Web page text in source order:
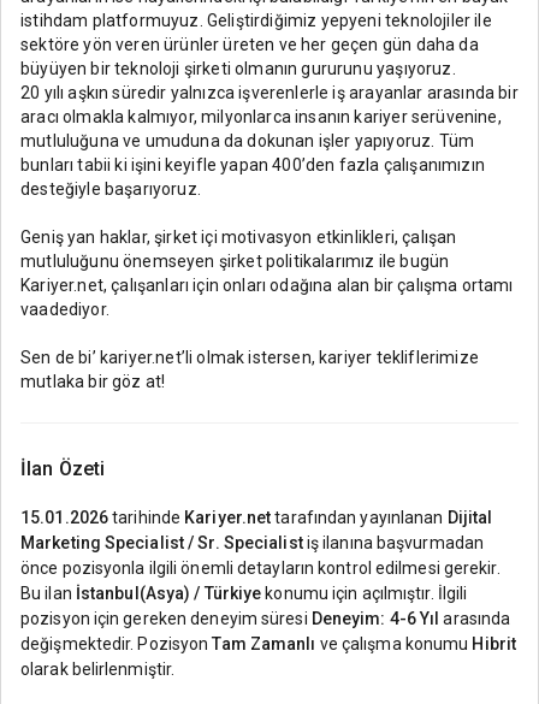
istihdam platformuyuz. Geliştirdiğimiz yepyeni teknolojiler ile
sektöre yön veren ürünler üreten ve her geçen gün daha da
büyüyen bir teknoloji şirketi olmanın gururunu yaşıyoruz.
20 yılı aşkın süredir yalnızca işverenlerle iş arayanlar arasında bir
aracı olmakla kalmıyor, milyonlarca insanın kariyer serüvenine,
mutluluğuna ve umuduna da dokunan işler yapıyoruz. Tüm
bunları tabii ki işini keyifle yapan 400’den fazla çalışanımızın
desteğiyle başarıyoruz.
Geniş yan haklar, şirket içi motivasyon etkinlikleri, çalışan
mutluluğunu önemseyen şirket politikalarımız ile bugün
Kariyer.net, çalışanları için onları odağına alan bir çalışma ortamı
vaadediyor.
Sen de bi’ kariyer.net’li olmak istersen, kariyer tekliflerimize
mutlaka bir göz at!
İlan Özeti
15.01.2026tarihinde Kariyer.nettarafından yayınlanan Dijital
Marketing Specialist / Sr. Specialistiş ilanına başvurmadan
önce pozisyonla ilgili önemli detayların kontrol edilmesi gerekir.
Bu ilan İstanbul(Asya) / Türkiyekonumu için açılmıştır. İlgili
pozisyon için gereken deneyim süresi Deneyim: 4-6 Yıl arasında
değişmektedir. PozisyonTam Zamanlı ve çalışma konumu Hibrit
olarak belirlenmiştir.